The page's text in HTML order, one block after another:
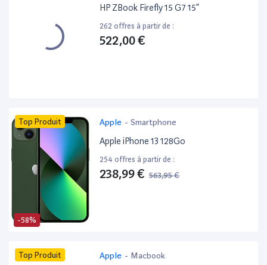
HP ZBook Firefly 15 G7 15”
262 offres à partir de :
522,00 €
-58%
Top Produit Apple - Smartphone
Apple iPhone 13 128Go
254 offres à partir de :
238,99 € 563,95 €
Top Produit Apple - Macbook